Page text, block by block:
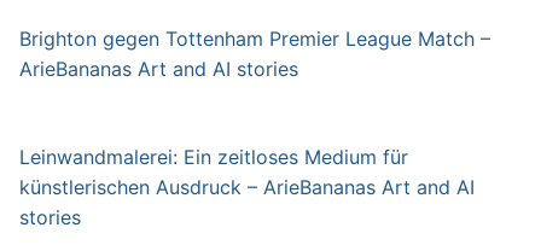
Brighton gegen Tottenham Premier League Match –
ArieBananas Art and AI stories
Leinwandmalerei: Ein zeitloses Medium für
künstlerischen Ausdruck – ArieBananas Art and AI
stories